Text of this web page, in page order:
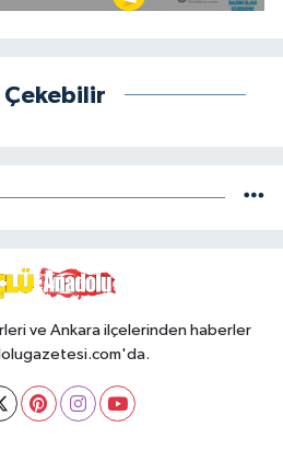
Çekebilir
ve Ankara ilçelerinden haberler